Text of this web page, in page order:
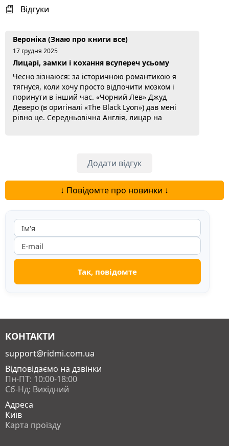
Відгуки
Вероніка (Знаю про книги все)
17 грудня 2025
Лицарі, замки і кохання всупереч усьому
Чесно зізнаюся: за історичною романтикою я
тягнуся, коли хочу просто відпочити мозком і
поринути в інший час. «Чорний Лев» Джуд
Деверо (в оригіналі «The Black Lyon») дав мені
рівно це. Середньовічна Англія, лицар на
щоб вони таки були разом. Деверо гарно
відтворює атмосферу: турніри, замки, дворянські
ігри. Не...
Додати відгук
↓ Повідомте про новинки ↓
КОНТАКТИ
support@ridmi.com.ua
Відповідаємо на дзвінки
Пн-ПТ: 10:00-18:00
Сб-Нд: Вихідний
Адреса
Київ
Карта проїзду